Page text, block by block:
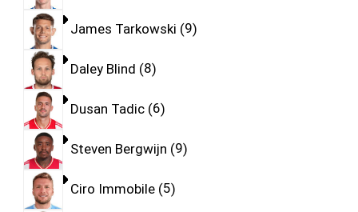
James Tarkowski 9
Daley Blind 8
Dusan Tadic 6
Steven Bergwijn 9
Ciro Immobile 5